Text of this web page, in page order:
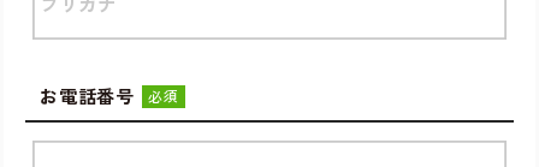
お電話番号 必須